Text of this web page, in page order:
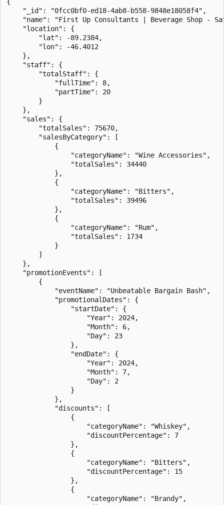
    "_id": "0fcc0bf0-ed18-4ab8-b558-9848e18058f4",
"name": "First Up Consultants | Beverage Shop -
    "location": {
        "lat": -89.2384,
        "lon": -46.4012
    },
    "staff": {
        "totalStaff": {
            "fullTime": 8,
            "partTime": 20
        }
    },
    "sales": {
        "totalSales": 75670,
        "salesByCategory": [
            {
                "categoryName": "Wine Accessories",
                "totalSales": 34440
            },
            {
                "categoryName": "Bitters",
                "totalSales": 39496
            },
            {
                "categoryName": "Rum",
                "totalSales": 1734
            }
        ]
    },
    "promotionEvents": [
        {
            "eventName": "Unbeatable Bargain Bash",
            "promotionalDates": {
                "startDate": {
                    "Year": 2024,
                    "Month": 6,
                    "Day": 23
                },
                "endDate": {
                    "Year": 2024,
                    "Month": 7,
                    "Day": 2
                }
            },
            "discounts": [
                {
                    "categoryName": "Whiskey",
                    "discountPercentage": 7
                },
                {
                    "categoryName": "Bitters",
                    "discountPercentage": 15
                },
                {
                    "categoryName": "Brandy",